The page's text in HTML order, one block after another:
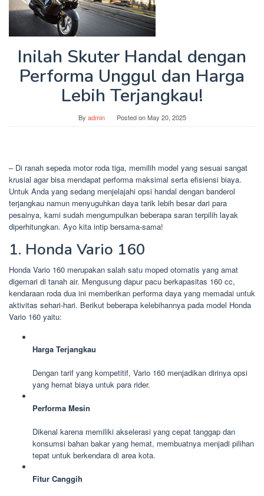
Inilah Skuter Handal dengan
Performa Unggul dan Harga
Lebih Terjangkau!
By admin Posted onMay 20, 2025
– Di ranah sepeda motor roda tiga, memilih model yang sesuai sangat
krusial agar bisa mendapat performa maksimal serta efisiensi biaya.
Untuk Anda yang sedang menjelajahi opsi handal dengan banderol
terjangkau namun menyuguhkan daya tarik lebih besar dari para
pesainya, kami sudah mengumpulkan beberapa saran terpilih layak
diperhitungkan. Ayo kita intip bersama-sama!
1. Honda Vario 160
Honda Vario 160 merupakan salah satu moped otomatis yang amat
digemari di tanah air. Mengusung dapur pacu berkapasitas 160 cc,
kendaraan roda dua ini memberikan performa daya yang memadai untuk
aktivitas sehari-hari. Berikut beberapa kelebihannya pada model Honda
Vario 160 yaitu:
Harga Terjangkau
Dengan tarif yang kompetitif, Vario 160 menjadikan dirinya opsi
yang hemat biaya untuk para rider.
Performa Mesin
Dikenal karena memiliki akselerasi yang cepat tanggap dan
konsumsi bahan bakar yang hemat, membuatnya menjadi pilihan
tepat untuk berkendara di area kota.
Fitur Canggih